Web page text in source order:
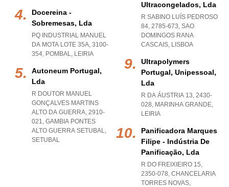
Docereina -
Sobremesas, Lda
PQ INDUSTRIAL MANUEL
DA MOTA LOTE 35A, 3100-
354, POMBAL, LEIRIA
Autoneum Portugal,
Lda
R DOUTOR MANUEL
GONÇALVES MARTINS
ALTO DA GUERRA, 2910-
021, GAMBIA PONTES
ALTO GUERRA SETUBAL,
SETUBAL
Ultracongelados, Lda
R SABINO LUÍS PEDROSO
84, 2785-673, SAO
DOMINGOS RANA
CASCAIS, LISBOA
Ultrapolymers
Portugal, Unipessoal,
Lda
R DA ÁUSTRIA 13, 2430-
028, MARINHA GRANDE,
LEIRIA
Panificadora Marques
Filipe - Indústria De
Panificação, Lda
R DO FREIXIEIRO 15,
2350-078, CHANCELARIA
TORRES NOVAS,